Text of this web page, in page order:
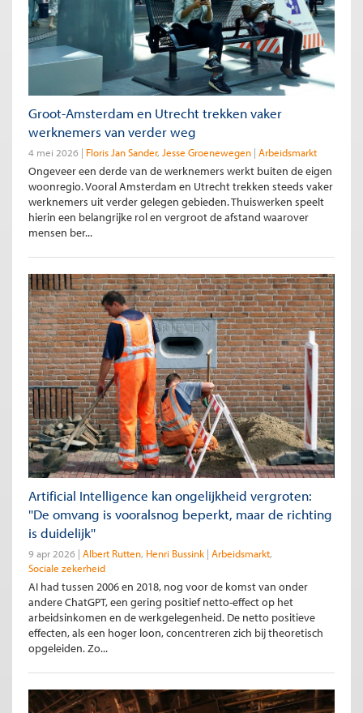
Groot-Amsterdam en Utrecht trekken vaker
werknemers van verder weg
4 mei 2026 Floris Jan Sander Jesse Groenewegen Arbeidsmarkt
Ongeveer een derde van de werknemers werkt buiten de eigen
woonregio. Vooral Amsterdam en Utrecht trekken steeds vaker
werknemers uit verder gelegen gebieden. Thuiswerken speelt
hierin een belangrijke rol en vergroot de afstand waarover
mensen ber...
Artificial Intelligence kan ongelijkheid vergroten:
''De omvang is vooralsnog beperkt, maar de richting
is duidelijk''
9 apr 2026 Albert Rutten Henri Bussink Arbeidsmarkt
Sociale zekerheid
AI had tussen 2006 en 2018, nog voor de komst van onder
andere ChatGPT, een gering positief netto-effect op het
arbeidsinkomen en de werkgelegenheid. De netto positieve
effecten, als een hoger loon, concentreren zich bij theoretisch
opgeleiden. Zo...